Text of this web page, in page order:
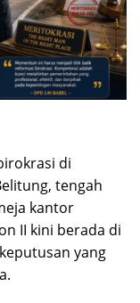
di
tengah
kantor
II kini berada di
yang